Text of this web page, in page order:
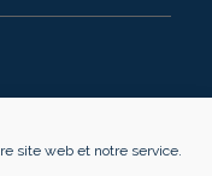
site web et notre service.